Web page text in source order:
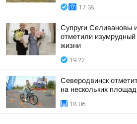
17:38
Супруги Селивановы
отметили
жизни
19:22
Северодвинск
на нескольких
18:06